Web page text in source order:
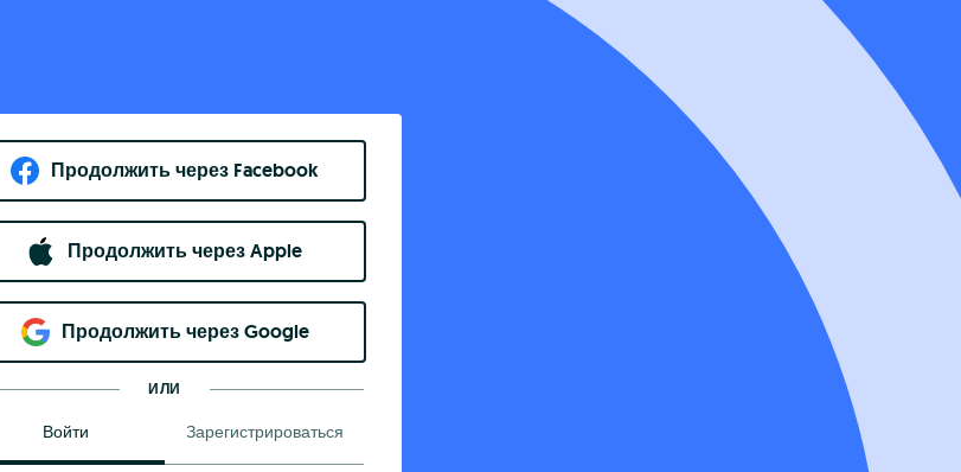
Продолжить через Facebook
Продолжить через Apple
Продолжить через Google
ИЛИ
Войти Зарегистрироваться